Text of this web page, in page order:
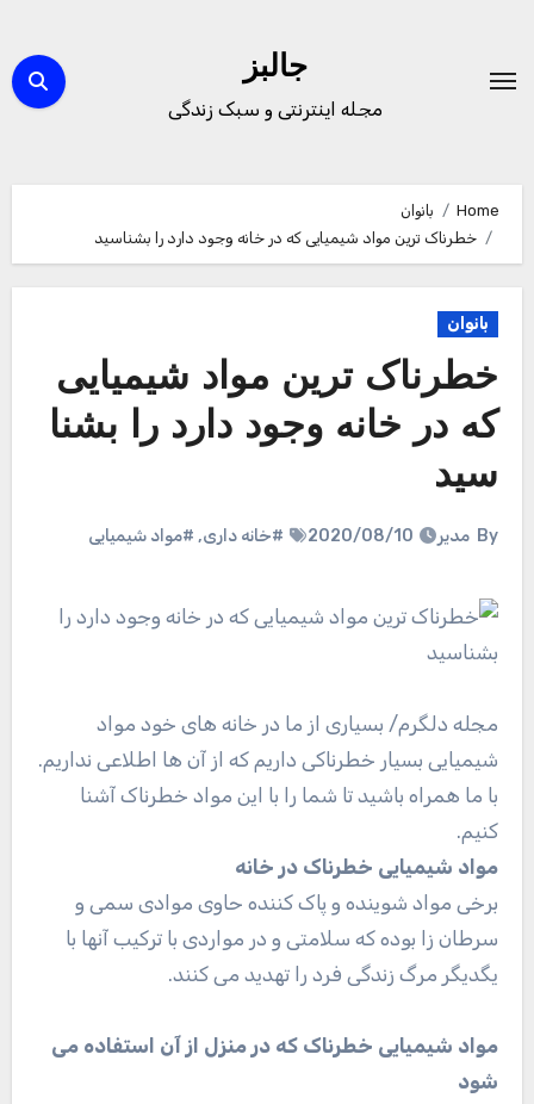
content
جالبز
مجله اینترنتی و سبک زندگی
Home
بانوان
خطرناک ترین مواد شیمیایی که در خانه وجود دارد را بشناسید
بانوان
خطرناک ترین مواد شیمیایی
که در خانه وجود دارد را بشنا
سید
By مدیر 2020/08/10 #خانه داری, #مواد شیمیایی
مجله دلگرم/ بسیاری از ما در خانه های خود مواد
شیمیایی بسیار خطرناکی داریم که از آن ها اطلاعی نداریم.
با ما همراه باشید تا شما را با این مواد خطرناک آشنا
کنیم.
مواد شیمیایی خطرناک در خانه
برخی مواد شوینده و پاک کننده حاوی موادی سمی و
سرطان زا بوده که سلامتی و در مواردی با ترکیب آنها با
یگدیگر مرگ زندگی فرد را تهدید می کنند.
مواد شیمیایی خطرناک که در منزل از آن استفاده می
شود